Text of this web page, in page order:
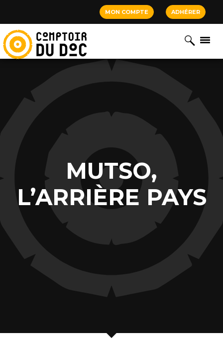
MON COMPTE ADHÉRER
MUTSO,
L’ARRIÈRE PAYS
Cookies management panel